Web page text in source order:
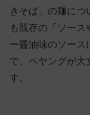
きそば」の麺につ
も既存の「ソース
ー醤油味のソース
で、ペヤングが大
す。